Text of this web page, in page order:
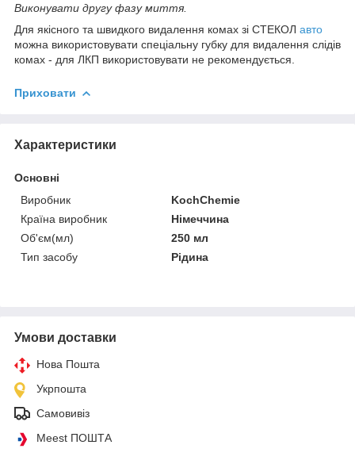
Виконувати другу фазу миття.
Для якісного та швидкого видалення комах зі СТЕКОЛ авто
можна використовувати спеціальну губку для видалення слідів
комах - для ЛКП використовувати не рекомендується.
Приховати
Характеристики
Основні
Виробник
KochChemie
Країна виробник
Німеччина
Об'єм(мл)
250 мл
Тип засобу
Рідина
Умови доставки
Нова Пошта
Укрпошта
Самовивіз
Meest ПОШТА